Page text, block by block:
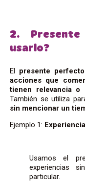
2.
usarlo?
El presente
acciones que
tienen relevancia o
También se utiliza
sin mencionar un
Ejemplo 1:
Usamos el
experiencias
particular.